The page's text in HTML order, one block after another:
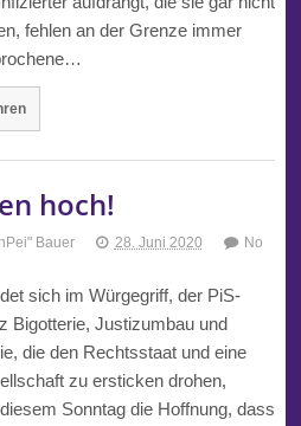
fehlen an der Grenze immer
hoch!
Bauer 28. Juni 2020
No
sich im Würgegriff, der PiS-
Bigotterie, Justizumbau und
die den Rechtsstaat und eine
zu ersticken drohen,
Sonntag die Hoffnung, dass